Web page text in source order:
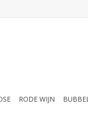
RODE WIJN